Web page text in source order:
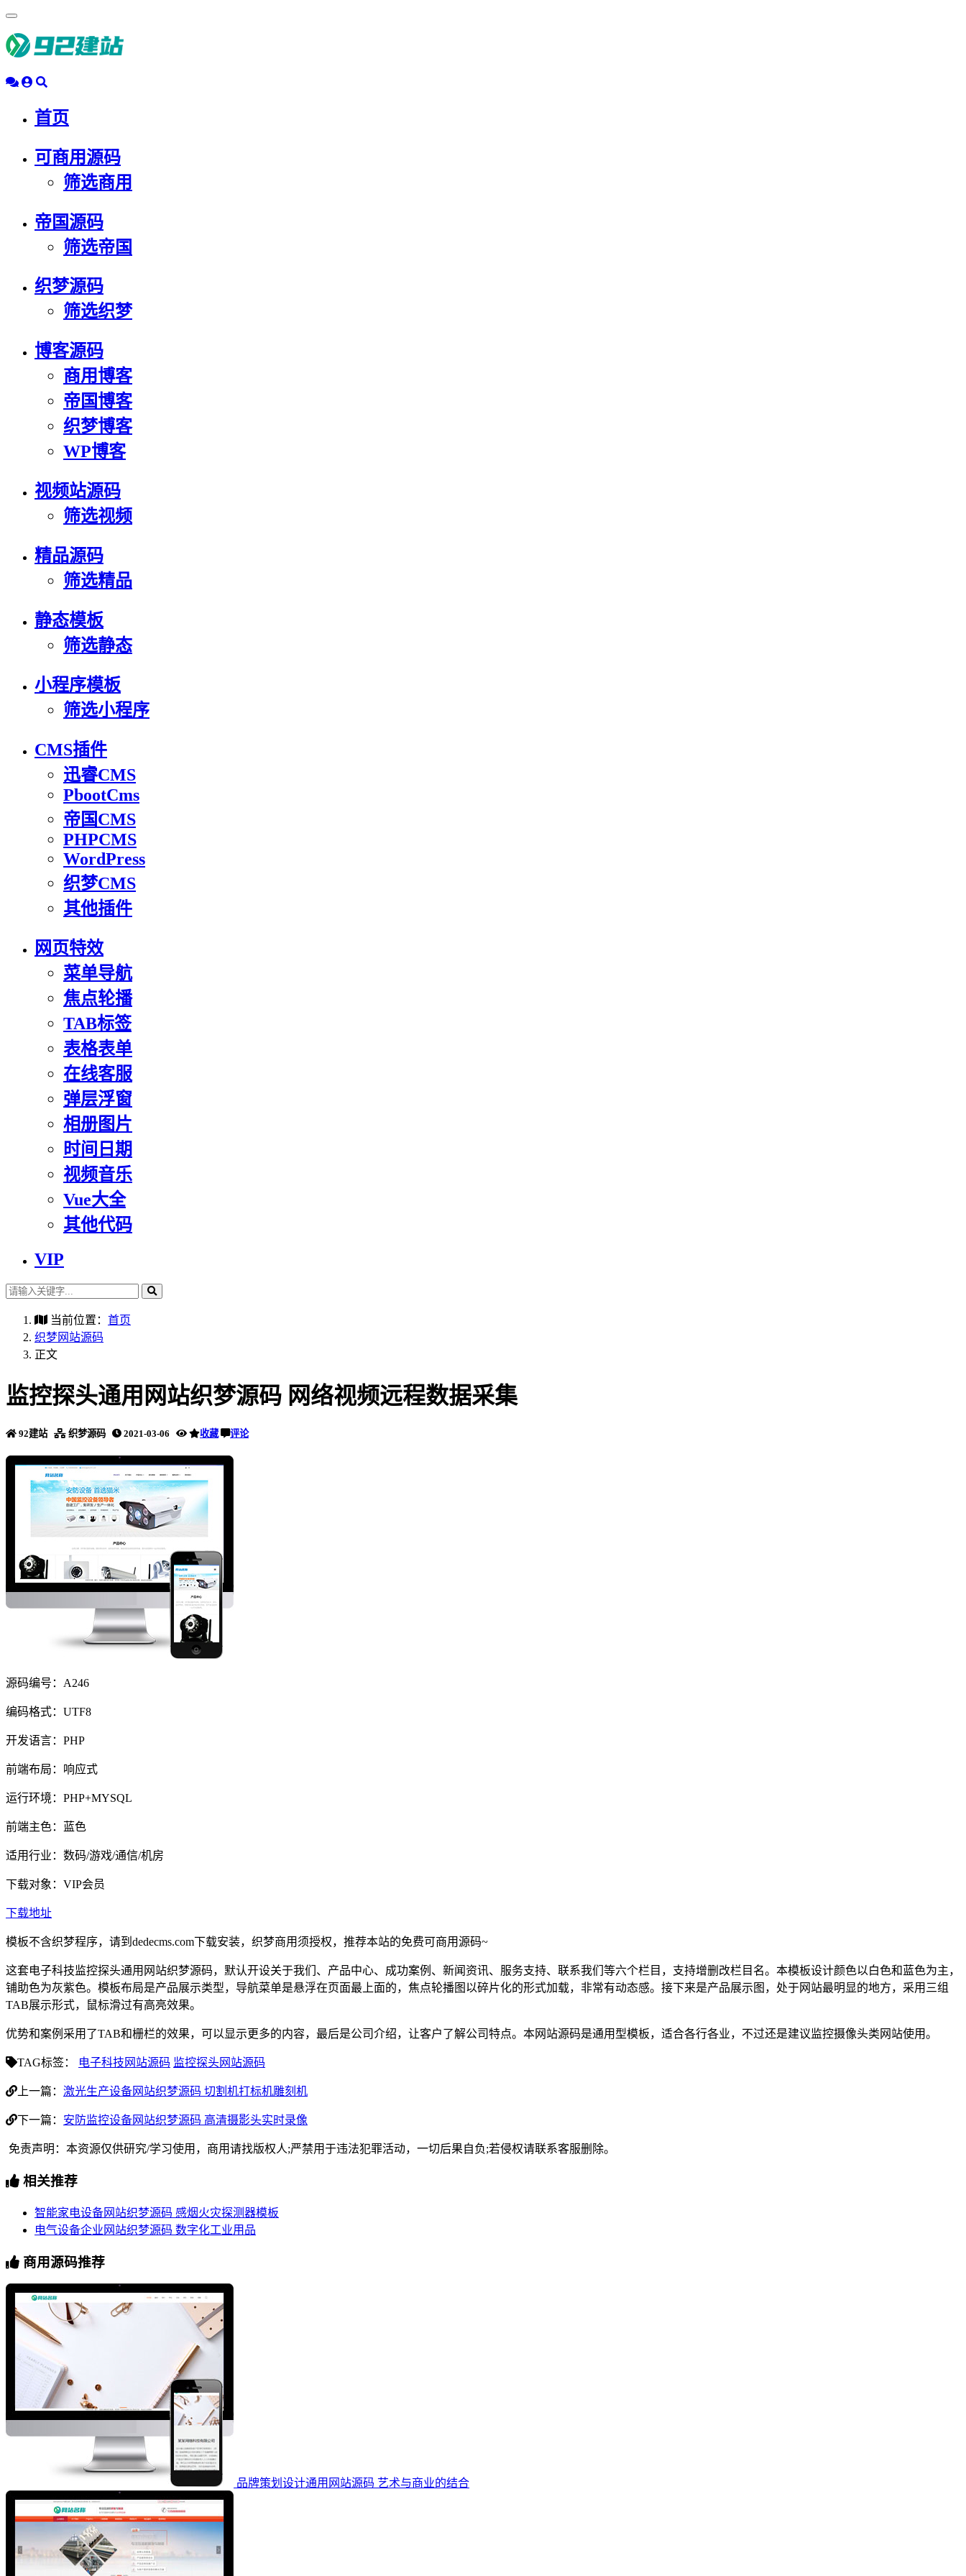
动
导
首页
可商用源码
筛选商用
帝国源码
筛选帝国
织梦源码
筛选织梦
博客源码
商用博客
帝国博客
织梦博客
WP博客
视频站源码
筛选视频
精品源码
筛选精品
静态模板
筛选静态
小程序模板
筛选小程序
CMS插件
迅睿CMS
PbootCms
帝国CMS
PHPCMS
WordPress
织梦CMS
其他插件
网页特效
菜单导航
焦点轮播
TAB标签
表格表单
在线客服
弹层浮窗
相册图片
时间日期
视频音乐
Vue大全
其他代码
VIP
当前位置： 首页
织梦网站源码
正文
监控探头通用网站织梦源码 网络视频远程数据采集
92建站 织梦源码 2021-03-06 收藏 评论
源码编号：A246
编码格式：UTF8
开发语言：PHP
前端布局：响应式
运行环境：PHP+MYSQL
前端主色：蓝色
适用行业：数码/游戏/通信/机房
下载对象：VIP会员
下载地址
模板不含织梦程序，请到dedecms.com下载安装，织梦商用须授权，推荐本站的免费可商用源码~
这套电子科技监控探头通用网站织梦源码，默认开设关于我们、产品中心、成功案例、新闻资讯、服务支持、联系我们等六个栏目，支持增删改栏目名。本模板设计颜色以白色和蓝色为主，
铺助色为灰紫色。模板布局是产品展示类型，导航菜单是悬浮在页面最上面的，焦点轮播图以碎片化的形式加载，非常有动态感。接下来是产品展示图，处于网站最明显的地方，采用三组
TAB展示形式，鼠标滑过有高亮效果。
优势和案例采用了TAB和栅栏的效果，可以显示更多的内容，最后是公司介绍，让客户了解公司特点。本网站源码是通用型模板，适合各行各业，不过还是建议监控摄像头类网站使用。
TAG标签： 电子科技网站源码 监控探头网站源码
上一篇： 激光生产设备网站织梦源码 切割机打标机雕刻机
下一篇： 安防监控设备网站织梦源码 高清摄影头实时录像
免责声明：本资源仅供研究/学习使用，商用请找版权人;严禁用于违法犯罪活动，一切后果自负;若侵权请联系客服删除。
相关推荐
智能家电设备网站织梦源码 感烟火灾探测器模板
电气设备企业网站织梦源码 数字化工业用品
商用源码推荐
品牌策划设计通用网站源码 艺术与商业的结合